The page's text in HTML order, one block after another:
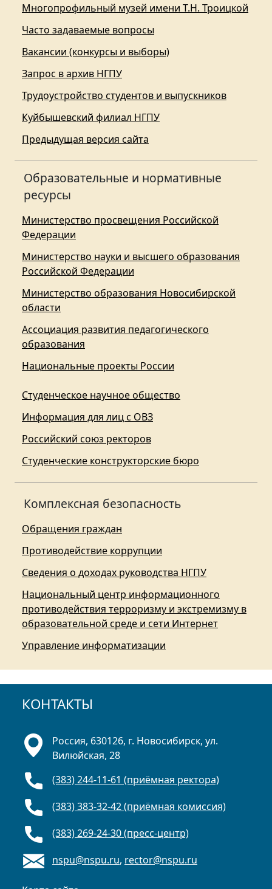
Многопрофильный музей имени Т.Н. Троицкой
Часто задаваемые вопросы
Вакансии (конкурсы и выборы)
Запрос в архив НГПУ
Трудоустройство студентов и выпускников
Куйбышевский филиал НГПУ
Предыдущая версия сайта
Образовательные и нормативные
ресурсы
Министерство просвещения Российской
Федерации
Министерство науки и высшего образования
Российской Федерации
Министерство образования Новосибирской
области
Ассоциация развития педагогического
образования
Национальные проекты России
Студенческое научное общество
Информация для лиц с ОВЗ
Российский союз ректоров
Студенческие конструкторские бюро
Комплексная безопасность
Обращения граждан
Противодействие коррупции
Сведения о доходах руководства НГПУ
Национальный центр информационного
противодействия терроризму и экстремизму в
образовательной среде и сети Интернет
Управление информатизации
КОНТАКТЫ
Россия, 630126, г. Новосибирск, ул.
Вилюйская, 28
(383) 244-11-61 (приёмная ректора)
(383) 383-32-42 (приёмная комиссия)
(383) 269-24-30 (пресс-центр)
nspu@nspu.ru, rector@nspu.ru